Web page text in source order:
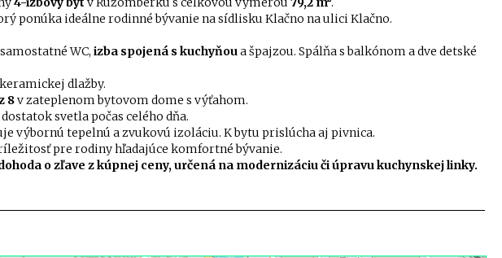
ponúka ideálne rodinné bývanie na sídlisku Klačno na ulici Klačno.
WC, izba spojená s kuchyňoua špajzou. Spálňa s balkónom a dve detské
dlažby.
8v zateplenom bytovom dome s výťahom.
svetla počas celého dňa.
výbornú tepelnú a zvukovú izoláciu. K bytu prislúcha aj pivnica.
pre rodiny hľadajúce komfortné bývanie.
o zľave z kúpnej ceny, určená na modernizáciu či úpravu kuchynskej linky.